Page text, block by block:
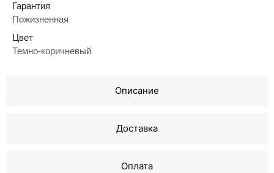
Описание
Доставка
Оплата
Гарантия
Пожизненная
Цвет
Темно-коричневый